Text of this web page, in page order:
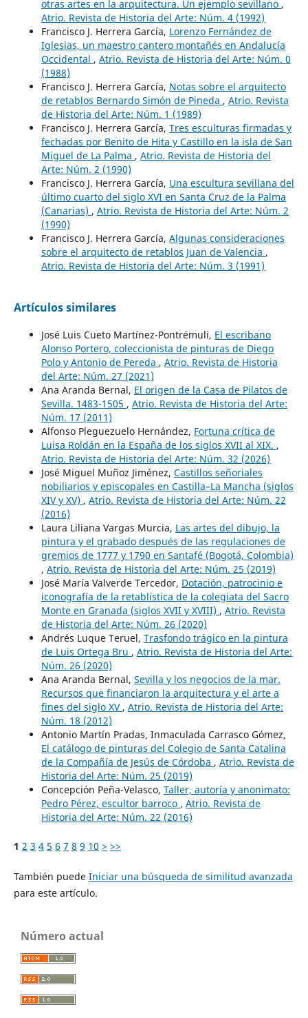
otras artes en la arquitectura. Un ejemplo sevillano ,
Atrio. Revista de Historia del Arte: Núm. 4 (1992)
Francisco J. Herrera García, Lorenzo Fernández de
Iglesias, un maestro cantero montañés en Andalucía
Occidental , Atrio. Revista de Historia del Arte: Núm. 0
(1988)
Francisco J. Herrera García, Notas sobre el arquitecto
de retablos Bernardo Simón de Pineda , Atrio. Revista
de Historia del Arte: Núm. 1 (1989)
Francisco J. Herrera García, Tres esculturas firmadas y
fechadas por Benito de Hita y Castillo en la isla de San
Miguel de La Palma , Atrio. Revista de Historia del
Arte: Núm. 2 (1990)
Francisco J. Herrera García, Una escultura sevillana del
último cuarto del siglo XVI en Santa Cruz de la Palma
(Canarias) , Atrio. Revista de Historia del Arte: Núm. 2
(1990)
Francisco J. Herrera García, Algunas consideraciones
sobre el arquitecto de retablos Juan de Valencia ,
Atrio. Revista de Historia del Arte: Núm. 3 (1991)
Artículos similares
José Luis Cueto Martínez-Pontrémuli, El escribano
Alonso Portero, coleccionista de pinturas de Diego
Polo y Antonio de Pereda , Atrio. Revista de Historia
del Arte: Núm. 27 (2021)
Ana Aranda Bernal, El origen de la Casa de Pilatos de
Sevilla. 1483-1505 , Atrio. Revista de Historia del Arte:
Núm. 17 (2011)
Alfonso Pleguezuelo Hernández, Fortuna crítica de
Luisa Roldán en la España de los siglos XVII al XIX. ,
Atrio. Revista de Historia del Arte: Núm. 32 (2026)
José Miguel Muñoz Jiménez, Castillos señoriales
nobiliarios y episcopales en Castilla–La Mancha (siglos
XIV y XV) , Atrio. Revista de Historia del Arte: Núm. 22
(2016)
Laura Liliana Vargas Murcia, Las artes del dibujo, la
pintura y el grabado después de las regulaciones de
gremios de 1777 y 1790 en Santafé (Bogotá, Colombia)
, Atrio. Revista de Historia del Arte: Núm. 25 (2019)
José María Valverde Tercedor, Dotación, patrocinio e
iconografía de la retablística de la colegiata del Sacro
Monte en Granada (siglos XVII y XVIII) , Atrio. Revista
de Historia del Arte: Núm. 26 (2020)
Andrés Luque Teruel, Trasfondo trágico en la pintura
de Luis Ortega Bru , Atrio. Revista de Historia del Arte:
Núm. 26 (2020)
Ana Aranda Bernal, Sevilla y los negocios de la mar.
Recursos que financiaron la arquitectura y el arte a
fines del siglo XV , Atrio. Revista de Historia del Arte:
Núm. 18 (2012)
Antonio Martín Pradas, Inmaculada Carrasco Gómez,
El catálogo de pinturas del Colegio de Santa Catalina
de la Compañía de Jesús de Córdoba , Atrio. Revista de
Historia del Arte: Núm. 25 (2019)
Concepción Peña-Velasco, Taller, autoría y anonimato:
Pedro Pérez, escultor barroco , Atrio. Revista de
Historia del Arte: Núm. 22 (2016)
1 2 3 4 5 6 7 8 9 10 > >>
También puede Iniciar una búsqueda de similitud avanzada
para este artículo.
Número actual